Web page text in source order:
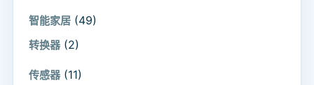
智能家居 (49)
转换器 (2)
传感器 (11)